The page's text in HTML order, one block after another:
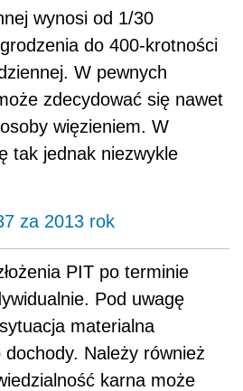
wynosi od 1/30
do 400-krotności
W pewnych
zdecydować się nawet
więzieniem. W
tak jednak niezwykle
za 2013 rok
PIT po terminie
Pod uwagę
materialna
Należy również
karna może